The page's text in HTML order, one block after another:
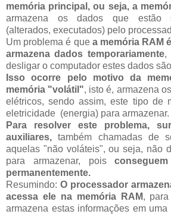
memória principal, ou seja, a
armazena os dados que estão
(alterados, executados) pelo
Um problema é que a memória RAM
armazena dados temporariamente,
desligar o computador estes dados
Isso ocorre pelo motivo da
memória "volátil", isto é, armazena
elétricos, sendo assim, este tipo de
eletricidade (energia) para armazenar.
Para resolver este problema,
auxiliares,também chamadas de
aquelas "não voláteis", ou seja, não
para armazenar, poisconseguem
permanentemente.
Resumindo: O processador
acessa ele na memória RAM,
armazena estas informações em